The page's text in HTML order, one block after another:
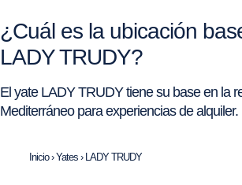
¿Cuál es la ubicación
LADY TRUDY?
El yate LADY TRUDY tiene su base en la
Mediterráneo para experiencias de alquiler.
Inicio›Yates › LADY TRUDY